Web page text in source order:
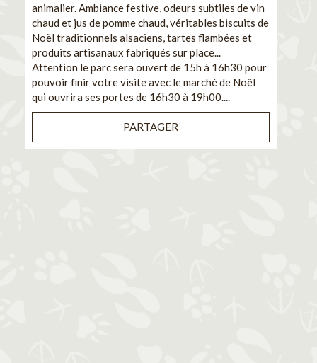
animalier. Ambiance festive, odeurs subtiles de vin
chaud et jus de pomme chaud, véritables biscuits de
Noël traditionnels alsaciens, tartes flambées et
produits artisanaux fabriqués sur place...
Attention le parc sera ouvert de 15h à 16h30 pour
pouvoir finir votre visite avec le marché de Noël
qui ouvrira ses portes de 16h30 à 19h00....
PARTAGER